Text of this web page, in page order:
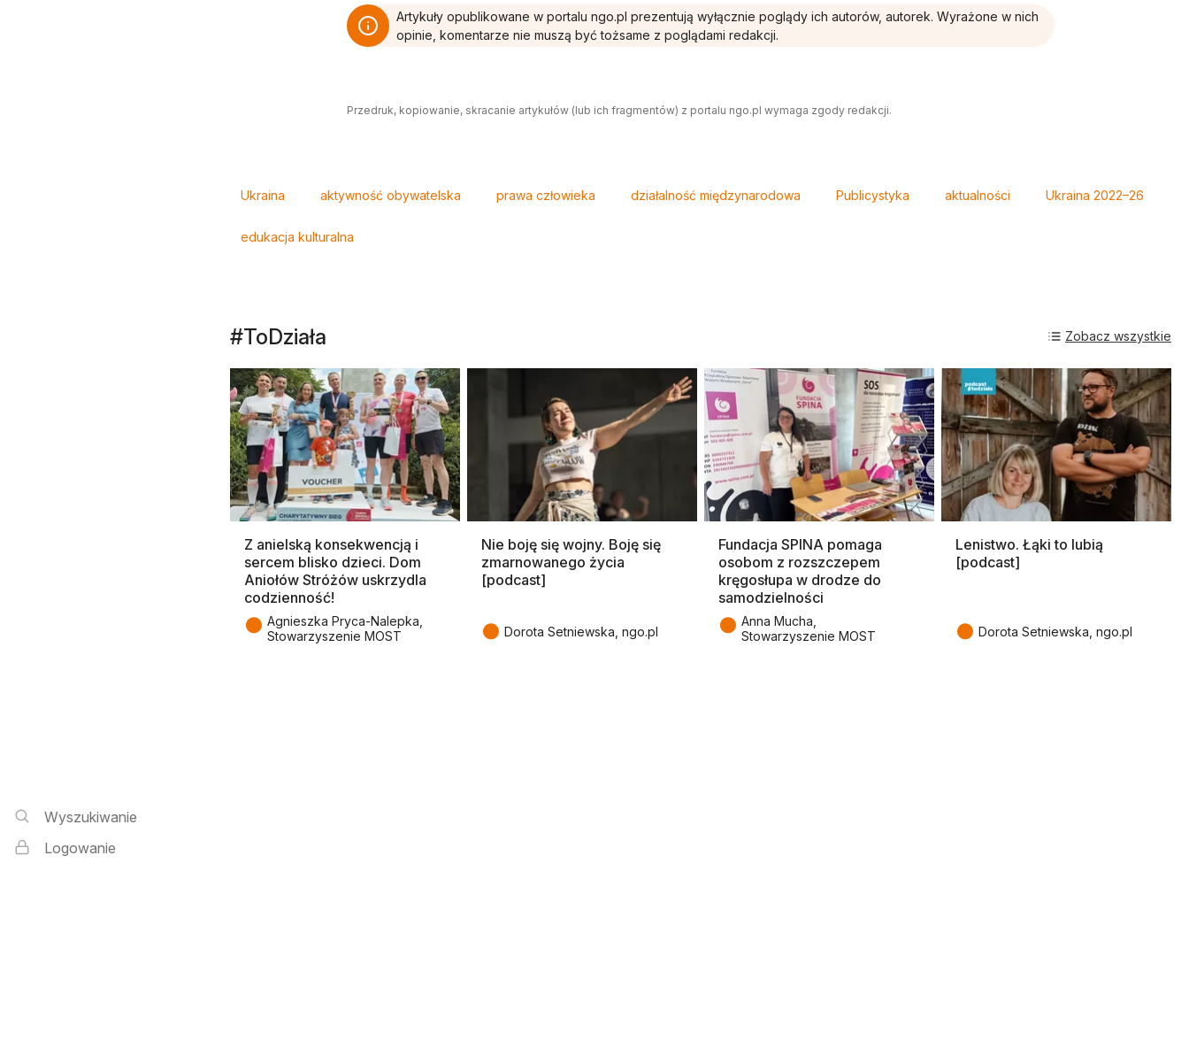
Wyszukiwarka i logowanie
Wyszukiwanie
Logowanie
Artykuły opublikowane w portalu ngo.pl prezentują wyłącznie poglądy ich autorów, autorek. Wyrażone w nich
opinie, komentarze nie muszą być tożsame z poglądami redakcji.
Przedruk, kopiowanie, skracanie artykułów (lub ich fragmentów) z portalu ngo.pl wymaga zgody redakcji.
Ukraina aktywność obywatelska prawa człowieka działalność międzynarodowa Publicystyka aktualności Ukraina 2022–26
edukacja kulturalna
#ToDziała
Z anielską konsekwencją i
sercem blisko dzieci. Dom
Aniołów Stróżów uskrzydla
codzienność!
● Agnieszka Pryca-Nalepka,
Stowarzyszenie MOST
Nie boję się wojny. Boję się
zmarnowanego życia
[podcast]
● Dorota Setniewska, ngo.pl
Fundacja SPINA pomaga
osobom z rozszczepem
kręgosłupa w drodze do
samodzielności
● Anna Mucha,
Stowarzyszenie MOST
Lenistwo. Łąki to lubią
[podcast]
● Dorota Setniewska, ngo.pl
Zobacz wszystkie